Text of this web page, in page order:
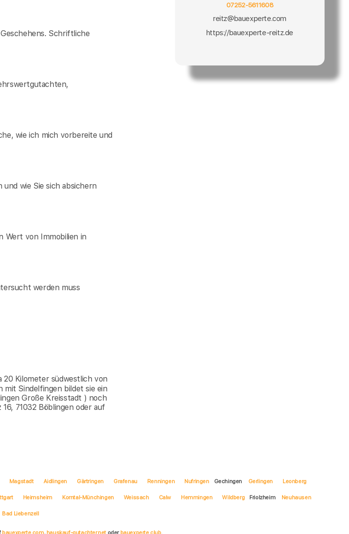
Schriftliche
wie ich mich vorbereite und
wie Sie sich absichern
Wert von Immobilien in
werden muss
20 Kilometer südwestlich von
mit Sindelfingen bildet sie ein
Große Kreisstadt ) noch
71032 Böblingen oder auf
07252-5611608
reitz@bauexperte.com
https://bauexperte-reitz.de
Magstadt Aidlingen Gärtringen Grafenau Renningen Nufringen Gechingen Gerlingen Leonberg
Heimsheim Korntal-Münchingen Weissach Calw Hemmingen Wildberg Friolzheim Neuhausen
Bad Liebenzell
bauexperte.com, hauskauf-gutachter.net oder bauexperte.club.